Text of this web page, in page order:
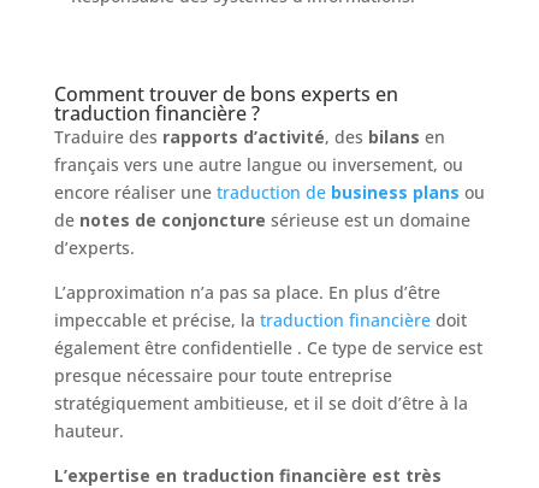
Comment trouver de bons experts en
traduction financière ?
Traduire des rapports d’activité, des bilans en
français vers une autre langue ou inversement, ou
encore réaliser une traduction de business plans ou
de notes de conjoncture sérieuse est un domaine
d’experts.
L’approximation n’a pas sa place. En plus d’être
impeccable et précise, la traduction financièredoit
également être confidentielle . Ce type de service est
presque nécessaire pour toute entreprise
stratégiquement ambitieuse, et il se doit d’être à la
hauteur.
L’expertise en traduction financière est très